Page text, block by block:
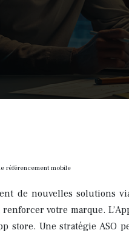
référencement mobile
de nouvelles
votre marque.
store. Une stratégie